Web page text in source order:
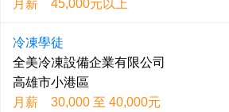
月薪 45,000元以上
冷凍學徒
全美冷凍設備企業有限公司
高雄市小港區
月薪 30,000 至 40,000元